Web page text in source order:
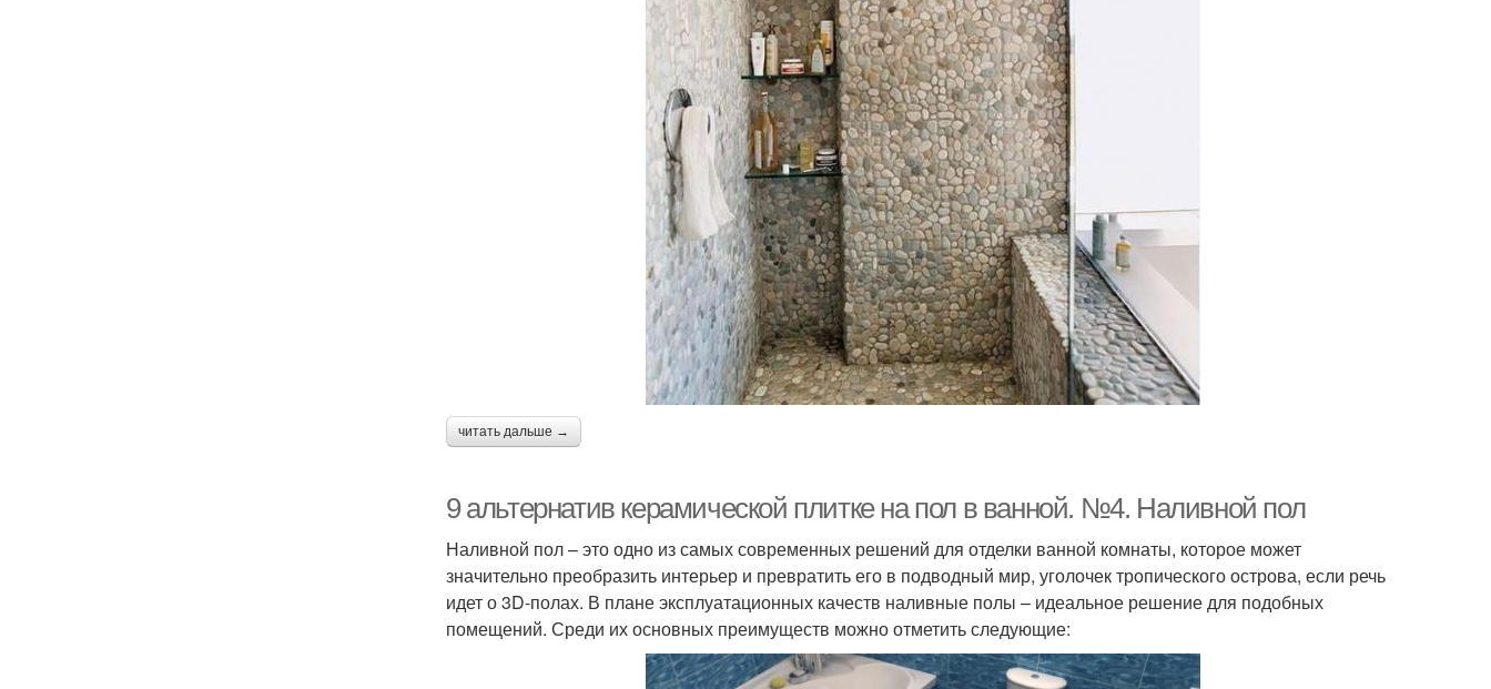
читать дальше →
9 альтернатив керамической плитке на пол в ванной. №4. Наливной пол
Наливной пол – это одно из самых современных решений для отделки ванной комнаты, которое может
значительно преобразить интерьер и превратить его в подводный мир, уголочек тропического острова, если речь
идет о 3D-полах. В плане эксплуатационных качеств наливные полы – идеальное решение для подобных
помещений. Среди их основных преимуществ можно отметить следующие: